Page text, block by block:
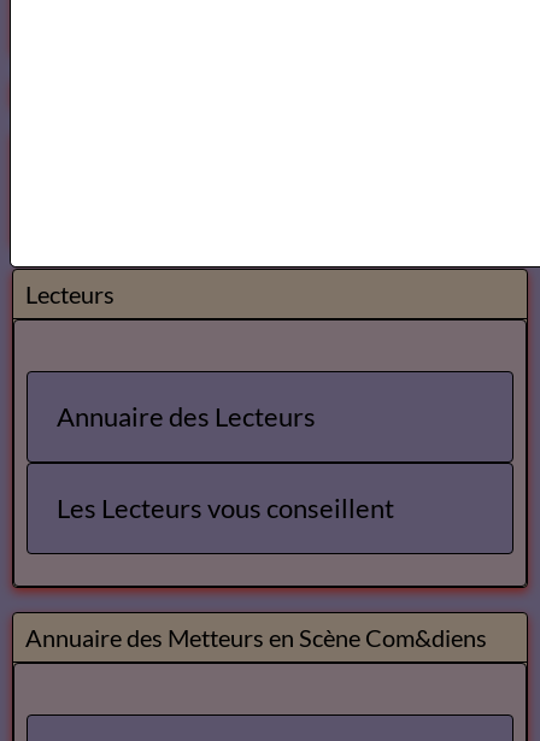
Lecteurs
Annuaire des Lecteurs
Les Lecteurs vous conseillent
Annuaire des Metteurs en Scène Com&diens